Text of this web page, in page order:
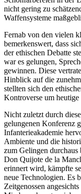
nicht gering zu
Waffensysteme
Fernab von den vielen
bemerkenswert, dass
der ethischen Debatte
war es gelungen,
gewinnen. Diese
Hinblick auf die
stellten sich den
Kontroverse um
Nicht zuletzt durch
gelungenen Konferenz
Infanterieakademie
Ambiente und die
zum Gelingen durchaus
Don Quijote de la
erinnert wird, kämpfte
neue Technologien. Es
Zeitgenossen